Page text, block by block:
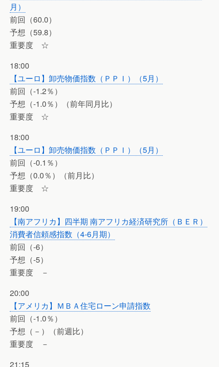
月）
前回（60.0）
予想（59.8）
重要度 ☆
18:00
【ユーロ】卸売物価指数（ＰＰＩ）（5月）
前回（-1.2％）
予想（-1.0％）（前年同月比）
重要度 ☆
18:00
【ユーロ】卸売物価指数（ＰＰＩ）（5月）
前回（-0.1％）
予想（0.0％）（前月比）
重要度 ☆
19:00
【南アフリカ】四半期 南アフリカ経済研究所（ＢＥＲ）
消費者信頼感指数（4-6月期）
前回（-6）
予想（-5）
重要度 －
20:00
【アメリカ】ＭＢＡ住宅ローン申請指数
前回（-1.0％）
予想（－）（前週比）
重要度 －
21:15